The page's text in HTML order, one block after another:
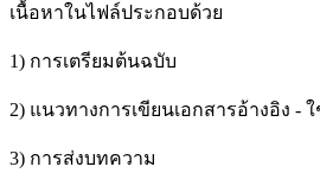
เนื้อหาในไฟล์ประกอบด้วย
1) การเตรียมต้นฉบับ
2) แนวทางการเขียนเอกสารอ้างอิง - ใ
3) การส่งบทความ